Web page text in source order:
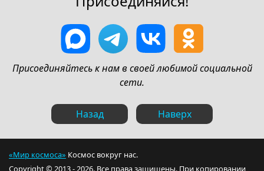
Присоединяйтесь к нам в своей любимой социальной
сети.
Назад Наверх
«Мир космоса» Космос вокруг нас.
Copyright © 2013 - 2026. Все права защищены. При копировании